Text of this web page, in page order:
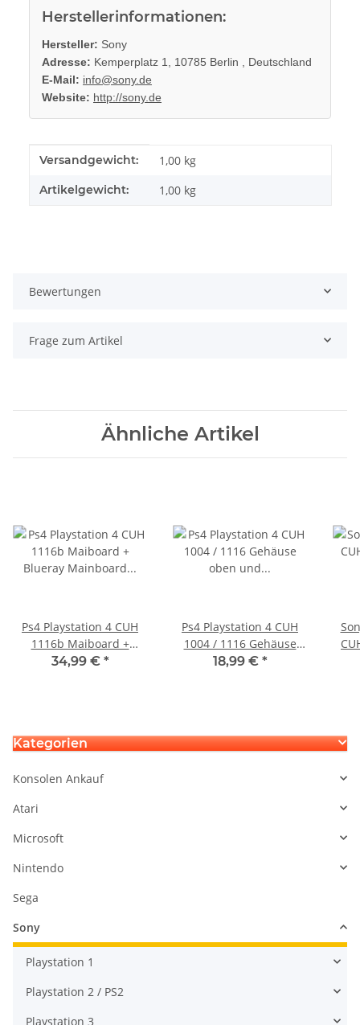
Herstellerinformationen:
Hersteller: Sony
Adresse: Kemperplatz 1, 10785 Berlin , Deutschland
E-Mail: info@sony.de
Website: http://sony.de
Produkteigenschaft
Wert
Versandgewicht: 1,00 kg
Artikelgewicht: 1,00 kg
Bewertungen
Frage zum Artikel
Ähnliche Artikel
Ps4 Playstation 4 CUH
1116b Maiboard +
Blueray Mainboard -
34,99 € *
Ps4 Playstation 4 CUH
1004 / 1116 Gehäuse
oben und unten
18,99 € *
Kategorien
Konsolen Ankauf
Atari
Microsoft
Nintendo
Sega
Sony
Playstation 1
Playstation 2 / PS2
Playstation 3